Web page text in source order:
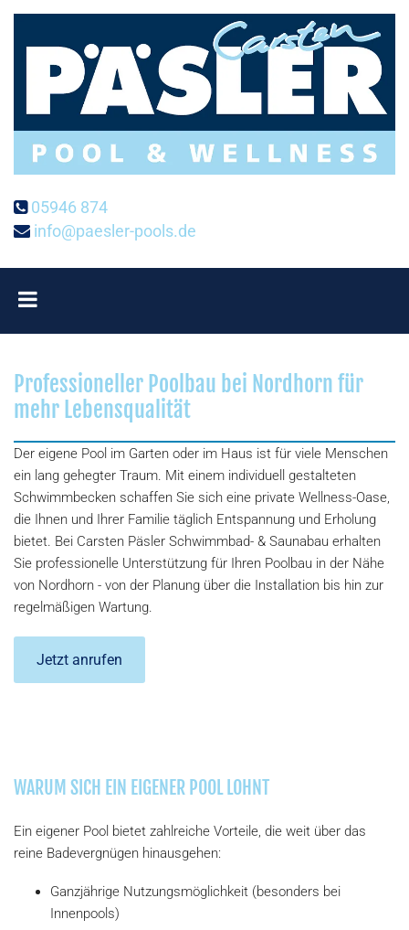
Zum Inhalt springen
 05946 874
 info@paesler-pools.de
Professioneller Poolbau bei Nordhorn für
mehr Lebensqualität
Der eigene Pool im Garten oder im Haus ist für viele Menschen
ein lang gehegter Traum. Mit einem individuell gestalteten
Schwimmbecken schaffen Sie sich eine private Wellness-Oase,
die Ihnen und Ihrer Familie täglich Entspannung und Erholung
bietet. Bei Carsten Päsler Schwimmbad- & Saunabau erhalten
Sie professionelle Unterstützung für Ihren Poolbau in der Nähe
von Nordhorn - von der Planung über die Installation bis hin zur
regelmäßigen Wartung.
Jetzt anrufen
WARUM SICH EIN EIGENER POOL LOHNT
Ein eigener Pool bietet zahlreiche Vorteile, die weit über das
reine Badevergnügen hinausgehen:
Ganzjährige Nutzungsmöglichkeit (besonders bei
Innenpools)